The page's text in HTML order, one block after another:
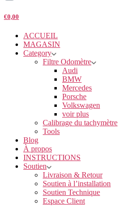
€0,00
ACCUEIL
MAGASIN
Category
Filtre Odomètre
Audi
BMW
Mercedes
Porsche
Volkswagen
voir plus
Calibrage du tachymètre
Tools
Blog
À propos
INSTRUCTIONS
Soutien
Livraison & Retour
Soutien à l’installation
Soutien Technique
Espace Client